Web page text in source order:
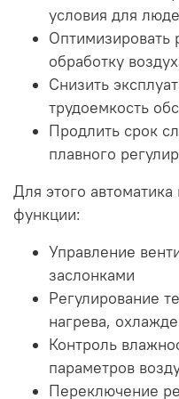
условия для
Оптимизировать
обработку
Снизить
трудоемкость
Продлить срок
плавного
Для этого
функции:
Управление
заслонками
Регулирование
нагрева,
Контроль
параметров
Переключение